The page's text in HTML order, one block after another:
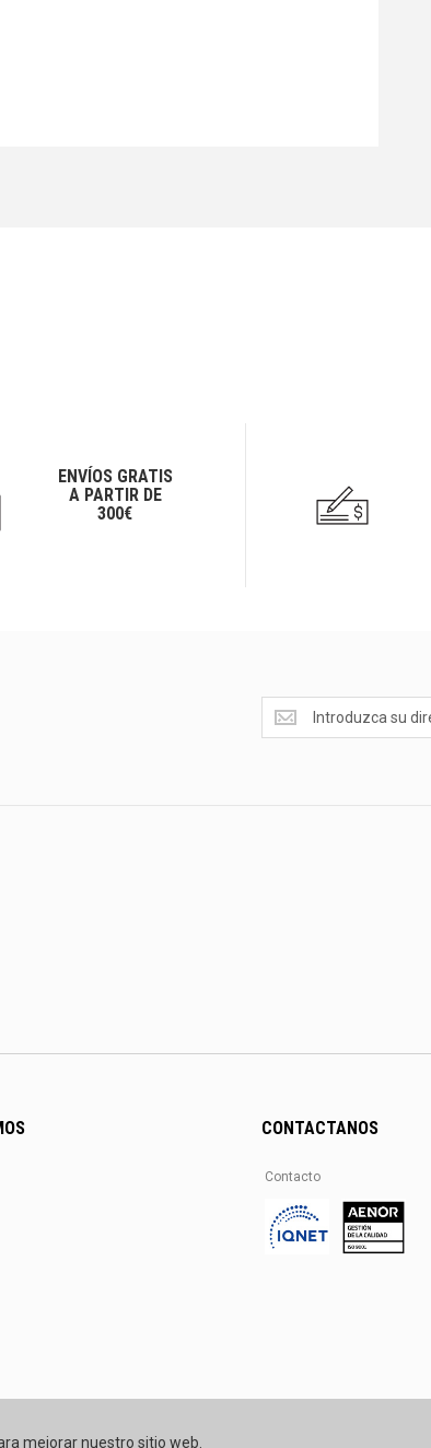
ENVÍOS GRATIS
A PARTIR DE
300€
Ofertas
<br>Novedades
CONTACTANOS
Contacto
mejorar nuestro sitio web.